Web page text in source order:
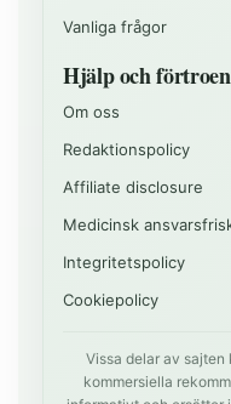
Vanliga frågor
Hjälp och
Om oss
Redaktionspolicy
Affiliate disclosure
Medicinsk
Integritetspolicy
Cookiepolicy
Vissa delar av
kommersiella